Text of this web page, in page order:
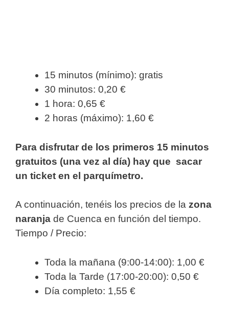
15 minutos (mínimo): gratis
30 minutos: 0,20 €
1 hora: 0,65 €
2 horas (máximo): 1,60 €
Para disfrutar de los primeros 15 minutos
gratuitos (una vez al día) hay que sacar
un ticket en el parquímetro.
A continuación, tenéis los precios de la zona
naranja de Cuenca en función del tiempo.
Tiempo / Precio:
Toda la mañana (9:00-14:00): 1,00 €
Toda la Tarde (17:00-20:00): 0,50 €
Día completo: 1,55 €